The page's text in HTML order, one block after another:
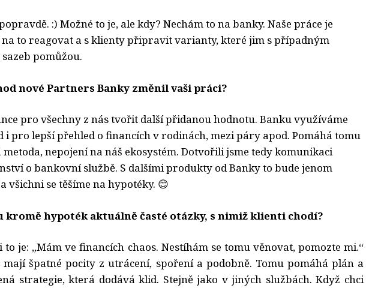
:) Možné to je, ale kdy? Nechám to na banky. Naše práce je
na to reagovat a s klienty připravit varianty, které jim s případným
pomůžou.
nové Partners Banky změnil vaši práci?
pro všechny z nás tvořit další přidanou hodnotu. Banku využíváme
i pro lepší přehled o financích v rodinách, mezi páry apod. Pomáhá tomu
nepojení na náš ekosystém. Dotvořili jsme tedy komunikaci
o bankovní službě. S dalšími produkty od Banky to bude jenom
všichni se těšíme na hypotéky. 😊
kromě hypoték aktuálně časté otázky, s nimiž klienti chodí?
to je: „Mám ve financích chaos. Nestíhám se tomu věnovat, pomozte mi.“
mají špatné pocity z utrácení, spoření a podobně. Tomu pomáhá plán a
strategie, která dodává klid. Stejně jako v jiných službách. Když chci